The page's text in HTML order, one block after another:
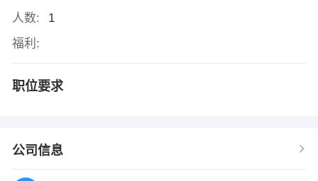
人数:
1
福利:
职位要求
公司信息